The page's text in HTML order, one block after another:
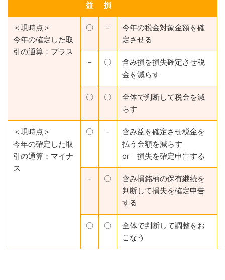
益
損
＜現時点＞
今年の確定した取
引の通算：プラス
〇 －
今年の税金対象金額を確
定させる
－ 〇
含み損を損失確定させ税
金を減らす
〇 〇
全体で判断して税金を減
らす
＜現時点＞
今年の確定した取
引の通算：マイナ
ス
〇 －
含み益を確定させ税金を
払う金額を減らす
or 損失を確定申告する
－ 〇
含み損銘柄の保有継続を
判断して損失を確定申告
する
〇 〇
全体で判断して調整をお
こなう